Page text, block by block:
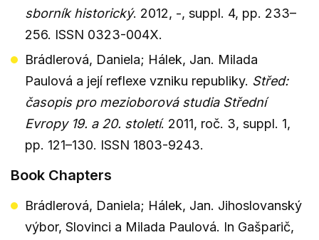
sborník historický. 2012, -, suppl. 4, pp. 233–
256. ISSN 0323-004X.
Brádlerová, Daniela; Hálek, Jan. Milada
Paulová a její reflexe vzniku republiky. Střed:
časopis pro mezioborová studia Střední
Evropy 19. a 20. století. 2011, roč. 3, suppl. 1,
pp. 121–130. ISSN 1803-9243.
Book Chapters
Brádlerová, Daniela; Hálek, Jan. Jihoslovanský
výbor, Slovinci a Milada Paulová. In Gašparič,